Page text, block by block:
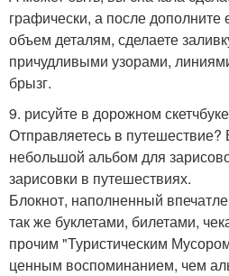
графически, а после
объем деталям, сделаете
причудливыми узорами,
брызг.
9. рисуйте в дорожном
Отправляетесь в путешествие?
небольшой альбом для
зарисовки в путешествиях.
Блокнот, наполненный
так же буклетами, билетами,
прочим "Туристическим
ценным воспоминанием, чем